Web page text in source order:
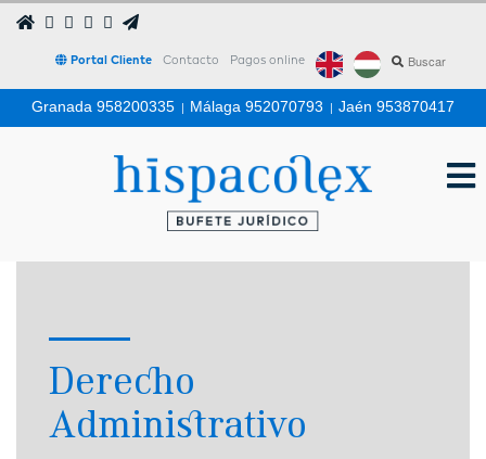
Portal Cliente Contacto Pagos online
Granada 958200335 | Málaga 952070793 | Jaén 953870417
Derecho
Administrativo